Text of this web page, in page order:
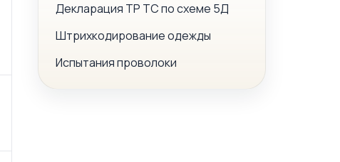
Декларация ТР ТС по схеме 5Д
Штрихкодирование одежды
Испытания проволоки